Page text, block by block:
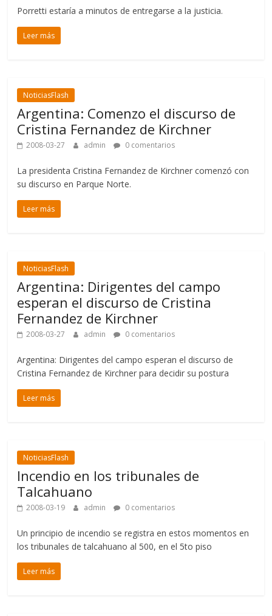
Porretti estaría a minutos de entregarse a la justicia.
Leer más
NoticiasFlash
Argentina: Comenzo el discurso de
Cristina Fernandez de Kirchner
2008-03-27 admin 0 comentarios
La presidenta Cristina Fernandez de Kirchner comenzó con
su discurso en Parque Norte.
Leer más
NoticiasFlash
Argentina: Dirigentes del campo
esperan el discurso de Cristina
Fernandez de Kirchner
2008-03-27 admin 0 comentarios
Argentina: Dirigentes del campo esperan el discurso de
Cristina Fernandez de Kirchner para decidir su postura
Leer más
NoticiasFlash
Incendio en los tribunales de
Talcahuano
2008-03-19 admin 0 comentarios
Un principio de incendio se registra en estos momentos en
los tribunales de talcahuano al 500, en el 5to piso
Leer más